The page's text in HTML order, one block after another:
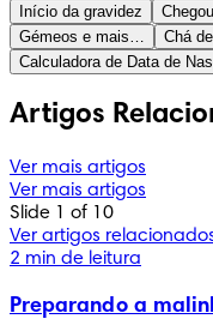
Início da gravidez
Gémeos e mais…
Chá
Calculadora de Data de
Artigos
Ver mais artigos
Ver mais artigos
Slide 1 of 10
Ver artigos
2 min de leitura
Preparando a